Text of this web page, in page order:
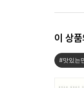
이 상
#맛있는